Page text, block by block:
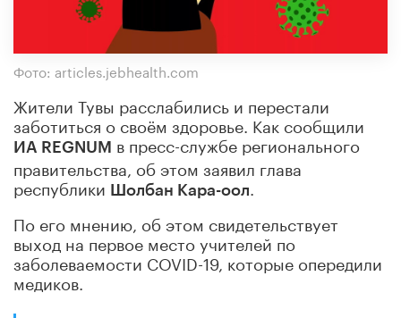
Фото: articles.jebhealth.com
Жители Тувы расслабились и перестали
заботиться о своём здоровье. Как сообщили
ИА REGNUM в пресс-службе регионального
правительства, об этом заявил глава
республики Шолбан Кара-оол
По его мнению, об этом свидетельствует
выход на первое место учителей по
заболеваемости COVID-19, которые опередили
медиков.